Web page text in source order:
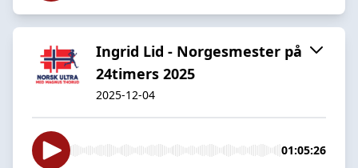
Ingrid Lid - Norgesmester på
24timers 2025
2025-12-04
01:05:26